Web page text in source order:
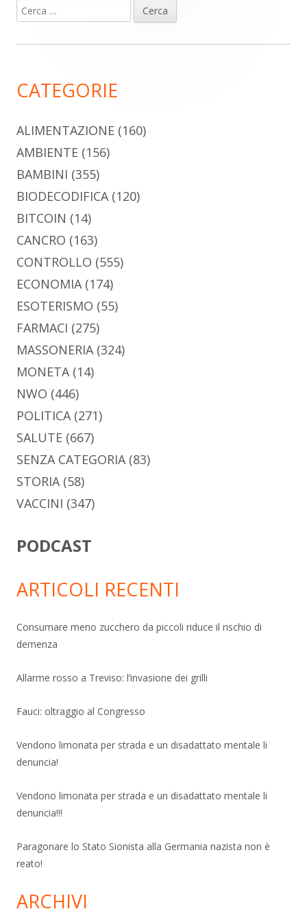
Barra
laterale
Ricerca
per:
CATEGORIE
ALIMENTAZIONE (160)
AMBIENTE (156)
BAMBINI (355)
BIODECODIFICA(120)
BITCOIN (14)
CANCRO (163)
CONTROLLO (555)
ECONOMIA(174)
ESOTERISMO (55)
FARMACI (275)
MASSONERIA(324)
MONETA(14)
NWO (446)
POLITICA(271)
SALUTE (667)
SENZA CATEGORIA(83)
STORIA(58)
VACCINI (347)
PODCAST
ARTICOLI RECENTI
Consumare meno zucchero da piccoli riduce il rischio di
demenza
Allarme rosso a Treviso: l’invasione dei grilli
Fauci: oltraggio al Congresso
Vendono limonata per strada e un disadattato mentale li
denuncia!
Vendono limonata per strada e un disadattato mentale li
denuncia!!!
Paragonare lo Stato Sionista alla Germania nazista non è
reato!
ARCHIVI